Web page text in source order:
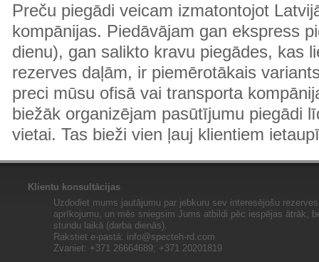
Preču piegādi veicam izmatontojot
kompānijas. Piedāvājam gan ekspress
dienu), gan salikto kravu piegādes, kas
rezerves daļām, ir piemērotākais
preci mūsu ofisā vai transporta
biežāk organizējam pasūtījumu piegādi
vietai. Tas bieži vien ļauj klientiem
Klientu konsultācijas
Uzdodiet mums jautājumu par jebkuru sev interesējošu
aprīkojumu, un mēs sniegsim Jums atbildi pēc iespējas ātrāk,
stundu laikā (darba dienās).
Rakstiet e-pastā: info@specteh-rd.com
Zvaniet: +371 26664689; +371 20201819